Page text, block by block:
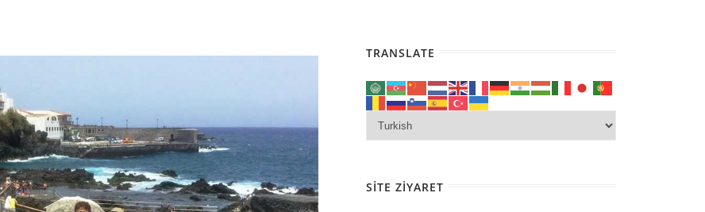
TRANSLATE
SITE ZIYARET